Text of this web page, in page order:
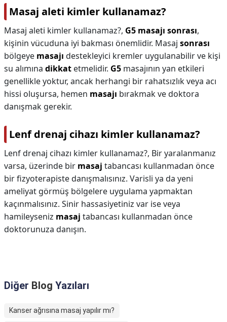
Masaj aleti kimler kullanamaz?
Masaj aleti kimler kullanamaz?, G5 masajı sonrası,
kişinin vücuduna iyi bakması önemlidir. Masaj sonrası
bölgeye masajı destekleyici kremler uygulanabilir ve kişi
su alımına dikkat etmelidir. G5 masajının yan etkileri
genellikle yoktur, ancak herhangi bir rahatsızlık veya acı
hissi oluşursa, hemen masajı bırakmak ve doktora
danışmak gerekir.
Lenf drenaj cihazı kimler kullanamaz?
Lenf drenaj cihazı kimler kullanamaz?, Bir yaralanmanız
varsa, üzerinde bir masaj tabancası kullanmadan önce
bir fizyoterapiste danışmalısınız. Varisli ya da yeni
ameliyat görmüş bölgelere uygulama yapmaktan
kaçınmalısınız. Sinir hassasiyetiniz var ise veya
hamileyseniz masaj tabancası kullanmadan önce
doktorunuza danışın.
Diğer Blog Yazıları
Kanser ağrısına masaj yapılır mı?